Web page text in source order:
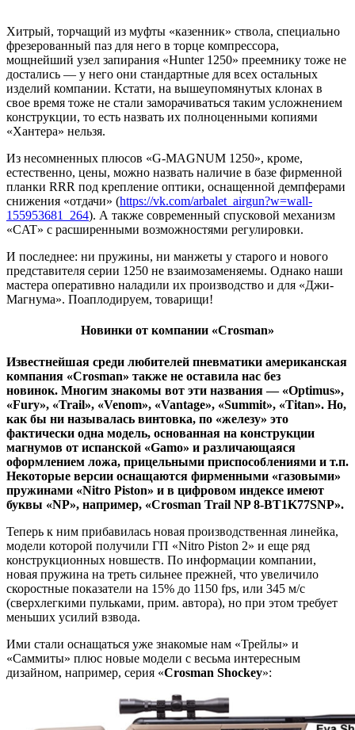
Хитрый, торчащий из муфты «казенник» ствола, специально
фрезерованный паз для него в торце компрессора,
мощнейший узел запирания «Hunter 1250» преемнику тоже не
достались — у него они стандартные для всех остальных
изделий компании. Кстати, на вышеупомянутых клонах в
свое время тоже не стали заморачиваться таким усложнением
конструкции, то есть назвать их полноценными копиями
«Хантера» нельзя.
Из несомненных плюсов «G-MAGNUM 1250», кроме,
естественно, цены, можно назвать наличие в базе фирменной
планки RRR под крепление оптики, оснащенной демпферами
снижения «отдачи» (https://vk.com/arbalet_airgun?w=wall-
155953681_264). А также современный спусковой механизм
«CAT» с расширенными возможностями регулировки.
И последнее: ни пружины, ни манжеты у старого и нового
представителя серии 1250 не взаимозаменяемы. Однако наши
мастера оперативно наладили их производство и для «Джи-
Магнума». Поаплодируем, товарищи!
Новинки от компании «Crosman»
Известнейшая среди любителей пневматики американская
компания «Crosman» также не оставила нас без
новинок. Многим знакомы вот эти названия — «Optimus»,
«Fury», «Trail», «Venom», «Vantage», «Summit», «Titan». Но,
как бы ни называлась винтовка, по «железу» это
фактически одна модель, основанная на конструкции
магнумов от испанской «Gamo» и различающаяся
оформлением ложа, прицельными приспособлениями и т.п.
Некоторые версии оснащаются фирменными «газовыми»
пружинами «Nitro Piston» и в цифровом индексе имеют
буквы «NP», например, «Crosman Trail NP 8-BT1K77SNP».
Теперь к ним прибавилась новая производственная линейка,
модели которой получили ГП «Nitro Piston 2» и еще ряд
конструкционных новшеств. По информации компании,
новая пружина на треть сильнее прежней, что увеличило
скоростные показатели на 15% до 1150 fps, или 345 м/с
(сверхлегкими пульками, прим. автора), но при этом требует
меньших усилий взвода.
Ими стали оснащаться уже знакомые нам «Трейлы» и
«Саммиты» плюс новые модели с весьма интересным
дизайном, например, серия «Crosman Shockey»: